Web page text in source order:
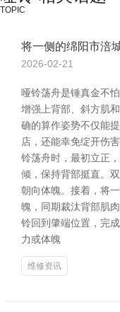
TOPIC
将一侧的绵阳市涪
2026-02-21
哑铃荡舟是锤真金不
增强上背部、斜方肌
确的算作姿势不仅能
店，还能幸免绽开伤
铃荡舟时，最初立正
倾，保持背部挺直。
朝向体魄。接着，将
魄，同期裁汰背部肌
铃回到肇端位置，完
力或体魄
维修资讯